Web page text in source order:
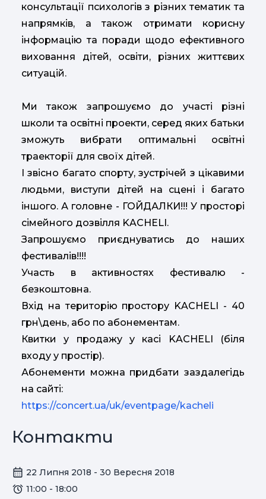
консультації психологів з різних тематик та
напрямків, а також отримати корисну
інформацію та поради щодо ефективного
виховання дітей, освіти, різних життєвих
ситуацій.
Ми також запрошуємо до участі різні
школи та освітні проекти, серед яких батьки
зможуть вибрати оптимальні освітні
траекторії для своїх дітей.
І звісно багато спорту, зустрічей з цікавими
людьми, виступи дітей на сцені і багато
іншого. А головне - ГОЙДАЛКИ!!! У просторі
сімейного дозвілля KACHELI.
Запрошуємо приєднуватись до наших
фестивалів!!!!
Участь в активностях фестивалю -
безкоштовна.
Вхід на територію простору KACHELI - 40
грн\день, або по абонементам.
Квитки у продажу у касі KACHELI (біля
входу у простір).
Абонементи можна придбати заздалегідь
на сайті:
https://concert.ua/uk/eventpage/kacheli
Контакти
22 Липня 2018 - 30 Вересня 2018
11:00 - 18:00